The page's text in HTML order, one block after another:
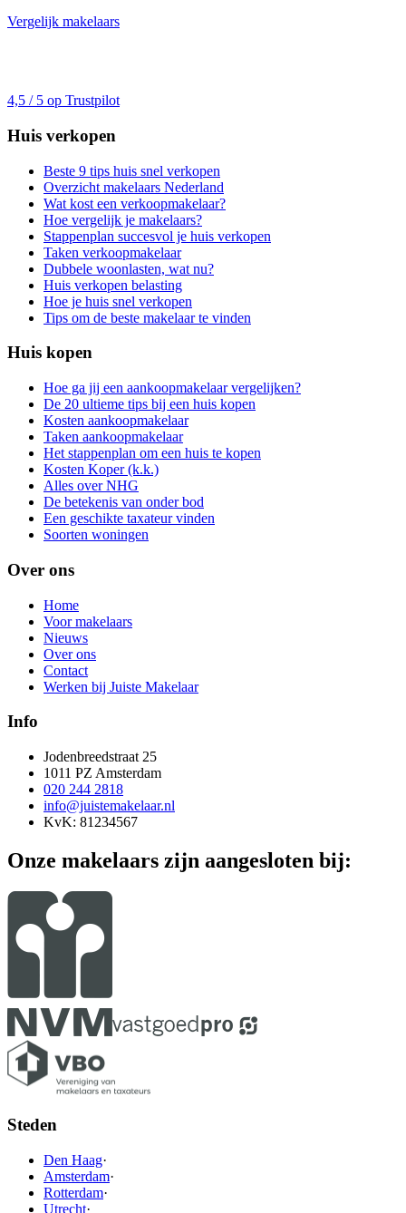
Vergelijk makelaars
4,5 / 5 op Trustpilot
Huis verkopen
Beste 9 tips huis snel verkopen
Overzicht makelaars Nederland
Wat kost een verkoopmakelaar?
Hoe vergelijk je makelaars?
Stappenplan succesvol je huis verkopen
Taken verkoopmakelaar
Dubbele woonlasten, wat nu?
Huis verkopen belasting
Hoe je huis snel verkopen
Tips om de beste makelaar te vinden
Huis kopen
Hoe ga jij een aankoopmakelaar vergelijken?
De 20 ultieme tips bij een huis kopen
Kosten aankoopmakelaar
Taken aankoopmakelaar
Het stappenplan om een huis te kopen
Kosten Koper (k.k.)
Alles over NHG
De betekenis van onder bod
Een geschikte taxateur vinden
Soorten woningen
Over ons
Home
Voor makelaars
Nieuws
Over ons
Contact
Werken bij Juiste Makelaar
Info
Jodenbreedstraat 25
1011 PZ Amsterdam
020 244 2818
info@juistemakelaar.nl
KvK: 81234567
Onze makelaars zijn aangesloten bij:
Steden
Den Haag·
Amsterdam·
Rotterdam·
Utrecht·